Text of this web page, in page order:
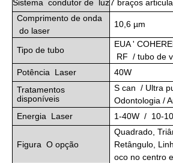
Sistema condutor de luz7 braços
Comprimento de onda
do laser
10,6 µm
Tipo de tubo
EUA '
RF / tubo de
Potência Laser
40W
Tratamentos
disponíveis
S can / Ultra
Odontologia /
Energia Laser 1-40W / 10-
Figura O opção
Quadrado,
Retângulo,
oco no centro